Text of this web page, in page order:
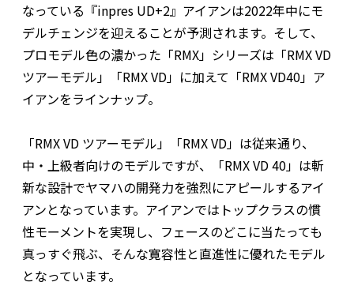
なっている『inpres UD+2』アイアンは2022年中にモ
デルチェンジを迎えることが予測されます。そして、
プロモデル色の濃かった「RMX」シリーズは「RMX VD
ツアーモデル」「RMX VD」に加えて「RMX VD40」ア
イアンをラインナップ。
「RMX VD ツアーモデル」「RMX VD」は従来通り、
中・上級者向けのモデルですが、「RMX VD 40」は斬
新な設計でヤマハの開発力を強烈にアピールするアイ
アンとなっています。アイアンではトップクラスの慣
性モーメントを実現し、フェースのどこに当たっても
真っすぐ飛ぶ、そんな寛容性と直進性に優れたモデル
となっています。